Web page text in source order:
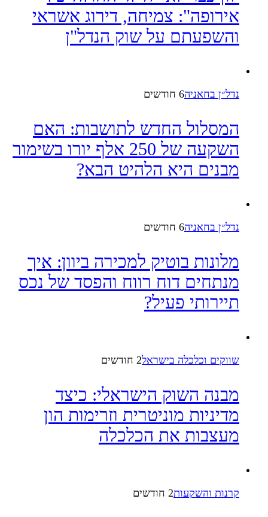
אירופה": צמיחה, דירוג אשראי
והשפעתם על שוק הנדל"ן
נדל״ן בחאניה6 חודשים
המסלול החדש לתושבות: האם
השקעה של 250 אלף יורו בשימור
מבנים היא הלהיט הבא?
נדל״ן בחאניה6 חודשים
מלונות בוטיק למכירה ביוון: איך
מנתחים דוח רווח והפסד של נכס
תיירותי פעיל?
שווקים וכלכלה בישראל2 חודשים
מבנה השוק הישראלי: כיצד
מדיניות מוניטרית וזרימות הון
מעצבות את הכלכלה
קרנות והשקעות2 חודשים